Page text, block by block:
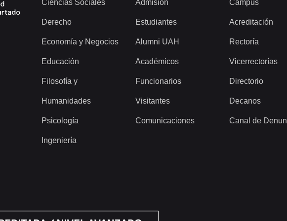
Ciencias Sociales
Derecho
Economía y Negocios
Educación
Filosofía y
Humanidades
Psicología
Ingeniería
Admisión
Estudiantes
Alumni UAH
Académicos
Funcionarios
Visitantes
Comunicaciones
Campus
Acreditación
Rectoría
Vicerrectorías
Directorio
Decanos
Canal de